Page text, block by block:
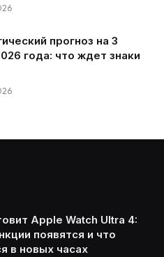
прогноз на 3
года: что ждет знаки
Apple Watch Ultra 4:
появятся и что
в новых часах